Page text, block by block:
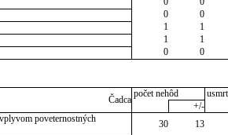
0
0
1
1
1
1
0 0
Čadca
počet nehôd
+/-
poveternostných
30
13